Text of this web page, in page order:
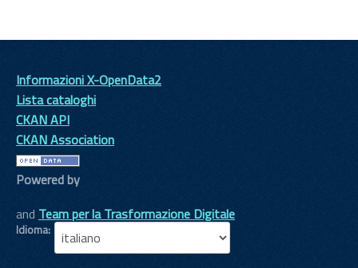
Informazioni X-OpenData2
Lista cataloghi
CKAN API
CKAN Association
Powered by
and Team per la Trasformazione Digitale
Idioma